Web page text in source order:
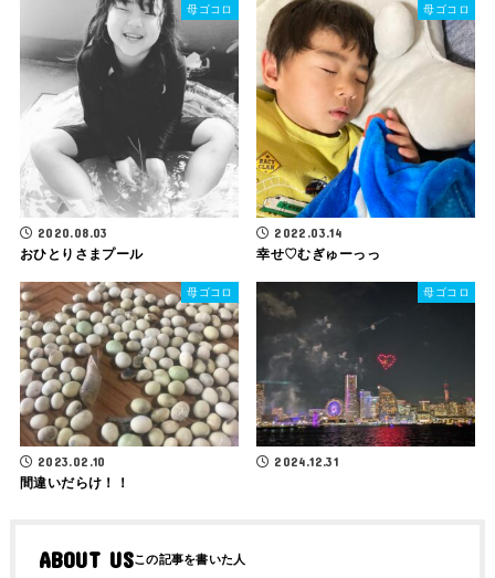
母ゴコロ
2020.08.03
おひとりさまプール
母ゴコロ
2022.03.14
幸せ♡むぎゅーっっ
母ゴコロ
2023.02.10
間違いだらけ！！
母ゴコロ
2024.12.31
ABOUT US